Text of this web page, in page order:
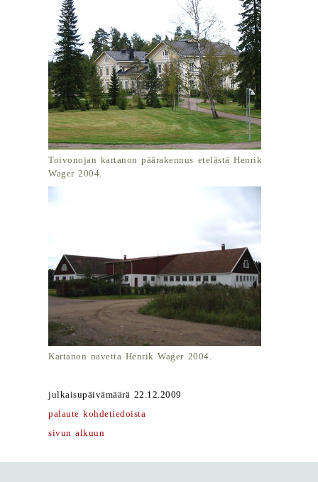
Toivonojan kartanon päärakennus etelästä Henrik
Wager 2004.
Kartanon navetta Henrik Wager 2004.
julkaisupäivämäärä 22.12.2009
palaute kohdetiedoista
sivun alkuun